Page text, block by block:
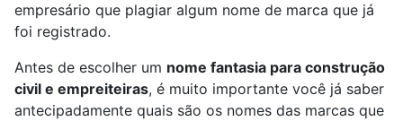
empresário que plagiar algum nome de marca que já
foi registrado.
Antes de escolher um nome fantasia para construção
civil e empreiteiras, é muito importante você já saber
antecipadamente quais são os nomes das marcas que